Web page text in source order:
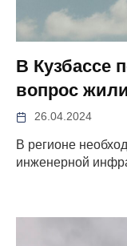
В Кузбассе
вопрос
26.04.2024
В регионе
инженерной